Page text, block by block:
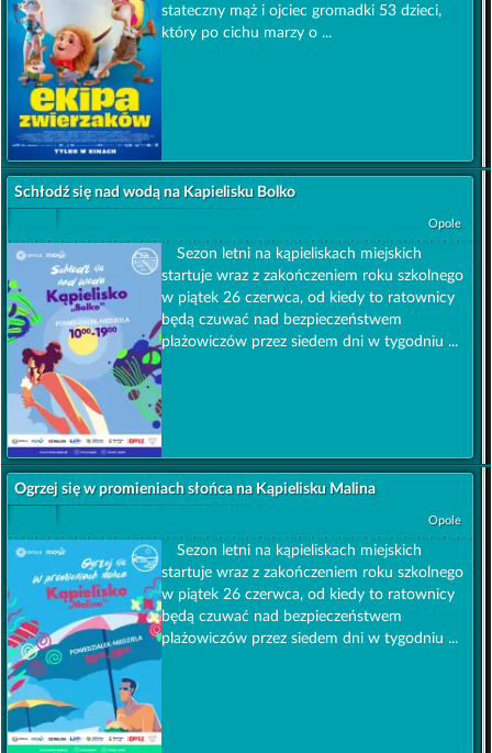
stateczny mąż i ojciec gromadki 53 dzieci,
który po cichu marzy o ...
Schłodź się nad wodą na Kapielisku Bolko
Opole
Sezon letni na kąpieliskach miejskich
startuje wraz z zakończeniem roku szkolnego
w piątek 26 czerwca, od kiedy to ratownicy
będą czuwać nad bezpieczeństwem
plażowiczów przez siedem dni w tygodniu ...
Ogrzej się w promieniach słońca na Kąpielisku Malina
Opole
Sezon letni na kąpieliskach miejskich
startuje wraz z zakończeniem roku szkolnego
w piątek 26 czerwca, od kiedy to ratownicy
będą czuwać nad bezpieczeństwem
plażowiczów przez siedem dni w tygodniu ...